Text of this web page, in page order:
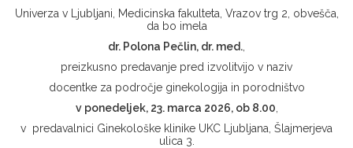
Univerza v Ljubljani, Medicinska fakulteta, Vrazov trg 2, obvešča,
da bo imela
dr. Polona Pečlin, dr. med.
preizkusno predavanje pred izvolitvijo v naziv
docentke za področje ginekologija in porodništvo
v ponedeljek, 23. marca 2026, ob 8.00
v predavalnici Ginekološke klinike UKC Ljubljana, Šlajmerjeva
ulica 3.